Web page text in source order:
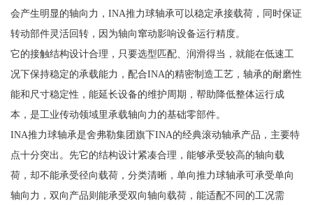
会产生明显的轴向力，INA推力球轴承可以稳定承接载荷，同时保证
转动部件灵活回转，因为轴向窜动影响设备运行精度。
它的接触结构设计合理，只要选型匹配、润滑得当，就能在低速工
况下保持稳定的承载能力，配合INA的精密制造工艺，轴承的耐磨性
能和尺寸稳定性，能延长设备的维护周期，帮助降低整体运行成
本，是工业传动领域里承载轴向力的基础零部件。
INA推力球轴承是舍弗勒集团旗下INA的经典滚动轴承产品，主要特
点十分突出。先它的结构设计紧凑合理，能够承受较高的轴向载
荷，却不能承受径向载荷，分类清晰，单向推力球轴承可承受单向
轴向力，双向产品则能承受双向轴向载荷，能适配不同的工况需